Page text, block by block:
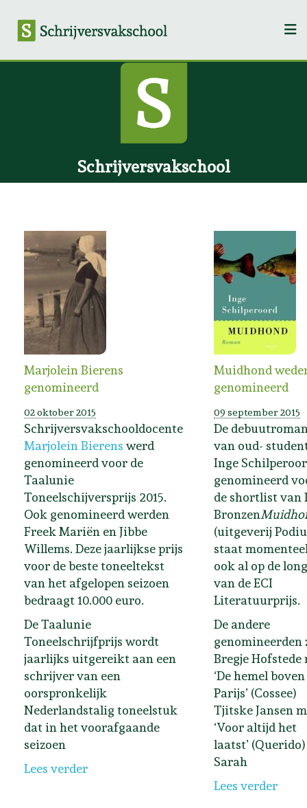
Schrijversvakschool
Marjolein Bierens
genomineerd
02 oktober 2015
Schrijversvakschooldocente
Marjolein Bierens werd
genomineerd voor de
Taalunie
Toneelschijversprijs 2015.
Ook genomineerd werden
Freek Mariën en Jibbe
Willems. Deze jaarlijkse prijs
voor de beste toneeltekst
van het afgelopen seizoen
bedraagt 10.000 euro.
De Taalunie
Toneelschrijfprijs wordt
jaarlijks uitgereikt aan een
schrijver van een
oorspronkelijk
Nederlandstalig toneelstuk
dat in het voorafgaande
seizoen
Lees verder
Muidhond
genomineerd
09 september 2015
De
van oud-
Inge
genomineerd
de shortlist van
Bronzen
(uitgeverij
staat
ook al op de
van de ECI
Literatuurprijs.
De andere
genomineerden
Bregje Hofstede
‘De hemel boven
Parijs’ (Cossee)
Tjitske Jansen
‘Voor altijd het
laatst’ (Querido)
Sarah
Lees verder